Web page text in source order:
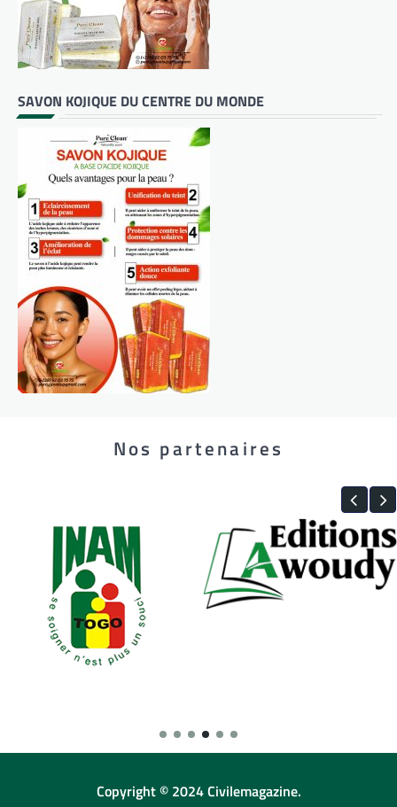
SAVON KOJIQUE DU CENTRE DU MONDE
Nos partenaires
Copyright © 2024 Civilemagazine.